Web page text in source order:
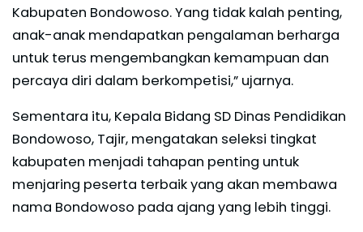
Kabupaten Bondowoso. Yang tidak kalah penting,
anak-anak mendapatkan pengalaman berharga
untuk terus mengembangkan kemampuan dan
percaya diri dalam berkompetisi,” ujarnya.
Sementara itu, Kepala Bidang SD Dinas Pendidikan
Bondowoso, Tajir, mengatakan seleksi tingkat
kabupaten menjadi tahapan penting untuk
menjaring peserta terbaik yang akan membawa
nama Bondowoso pada ajang yang lebih tinggi.